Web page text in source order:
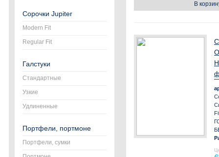
Сорочки Jupiter
Modern Fit
Regular Fit
Галстуки
Стандартные
Узкие
Удлиненные
Портфели, портмоне
Портфели, сумки
В